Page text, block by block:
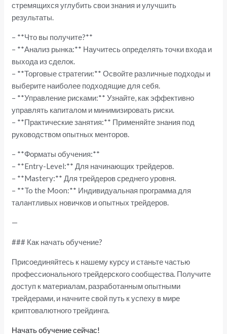
стремящихся углубить свои знания и улучшить
результаты.
– **Что вы получите?**
– **Анализ рынка:** Научитесь определять точки входа и
выхода из сделок.
– **Торговые стратегии:** Освойте различные подходы и
выберите наиболее подходящие для себя.
– **Управление рисками:** Узнайте, как эффективно
управлять капиталом и минимизировать риски.
– **Практические занятия:** Применяйте знания под
руководством опытных менторов.
– **Форматы обучения:**
– **Entry-Level:** Для начинающих трейдеров.
– **Mastery:** Для трейдеров среднего уровня.
– **To the Moon:** Индивидуальная программа для
талантливых новичков и опытных трейдеров.
—
### Как начать обучение?
Присоединяйтесь к нашему курсу и станьте частью
профессионального трейдерского сообщества. Получите
доступ к материалам, разработанным опытными
трейдерами, и начните свой путь к успеху в мире
криптовалютного трейдинга.
Начать обучение сейчас!